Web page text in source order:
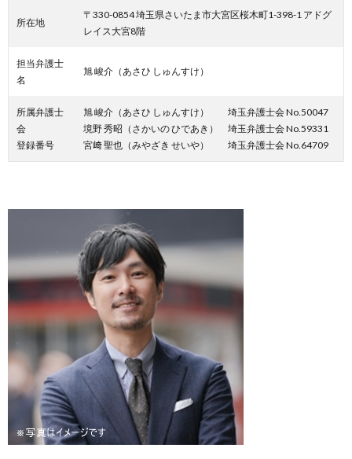
所在地
〒330-0854 埼玉県さいたま市大宮区桜木町1-398-1 アドグ
レイス大宮8階
担当弁護士
名
旭 峻介（あさひ しゅんすけ）
所属弁護士
会
登録番号
旭 峻介（あさひ しゅんすけ） 埼玉弁護士会 No.50047
境野 秀昭（さかいの ひであき） 埼玉弁護士会 No.59331
宮﨑 聖也（みやざき せいや） 埼玉弁護士会 No.64709